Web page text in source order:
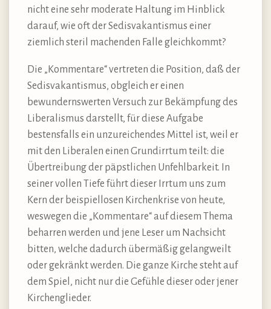
nicht eine sehr moderate Haltung im Hinblick
darauf, wie oft der Sedisvakantismus einer
ziemlich steril machenden Falle gleichkommt?
Die „Kommentare“ vertreten die Position, daß der
Sedisvakantismus, obgleich er einen
bewundernswerten Versuch zur Bekämpfung des
Liberalismus darstellt, für diese Aufgabe
bestensfalls ein unzureichendes Mittel ist, weil er
mit den Liberalen einen Grundirrtum teilt: die
Übertreibung der päpstlichen Unfehlbarkeit. In
seiner vollen Tiefe führt dieser Irrtum uns zum
Kern der beispiellosen Kirchenkrise von heute,
weswegen die „Kommentare“ auf diesem Thema
beharren werden und jene Leser um Nachsicht
bitten, welche dadurch übermäßig gelangweilt
oder gekränkt werden. Die ganze Kirche steht auf
dem Spiel, nicht nur die Gefühle dieser oder jener
Kirchenglieder.